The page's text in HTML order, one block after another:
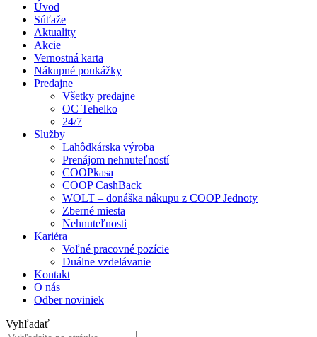
Úvod
Súťaže
Aktuality
Akcie
Vernostná karta
Nákupné poukážky
Predajne
Všetky predajne
OC Tehelko
24/7
Služby
Lahôdkárska výroba
Prenájom nehnuteľností
COOPkasa
COOP CashBack
WOLT – donáška nákupu z COOP Jednoty
Zberné miesta
Nehnuteľnosti
Kariéra
Voľné pracovné pozície
Duálne vzdelávanie
Kontakt
O nás
Odber noviniek
Vyhľadať